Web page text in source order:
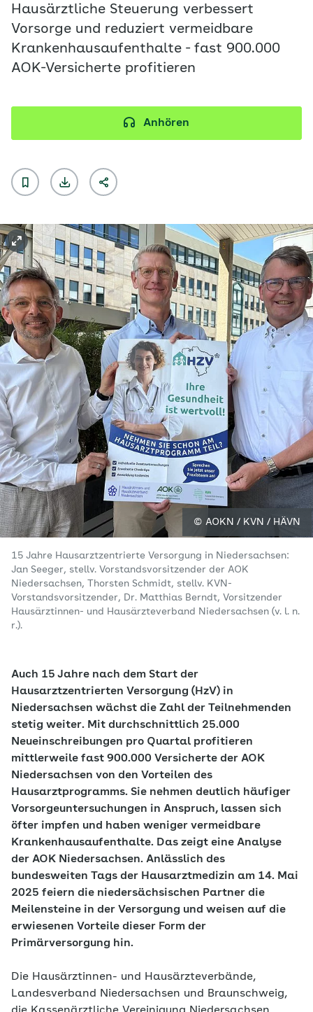
Hausärztliche Steuerung verbessert
Vorsorge und reduziert vermeidbare
Krankenhausaufenthalte - fast 900.000
AOK-​Versicherte profitieren
Anhören
© AOKN / KVN / HÄVN
15 Jahre Hausarztzentrierte Versorgung in Niedersachsen:
Jan Seeger, stellv. Vorstandsvorsitzender der AOK
Niedersachsen, Thorsten Schmidt, stellv. KVN-​
Vorstandsvorsitzender, Dr. Matthias Berndt, Vorsitzender
Hausärztinnen-​ und Hausärzteverband Niedersachsen (v. l. n.
r.).
Auch 15 Jahre nach dem Start der
Hausarztzentrierten Versorgung (HzV) in
Niedersachsen wächst die Zahl der Teilnehmenden
stetig weiter. Mit durchschnittlich 25.000
Neueinschreibungen pro Quartal profitieren
mittlerweile fast 900.000 Versicherte der AOK
Niedersachsen von den Vorteilen des
Hausarztprogramms. Sie nehmen deutlich häufiger
Vorsorgeuntersuchungen in Anspruch, lassen sich
öfter impfen und haben weniger vermeidbare
Krankenhausaufenthalte. Das zeigt eine Analyse
der AOK Niedersachsen. Anlässlich des
bundesweiten Tags der Hausarztmedizin am 14. Mai
2025 feiern die niedersächsischen Partner die
Meilensteine in der Versorgung und weisen auf die
erwiesenen Vorteile dieser Form der
Primärversorgung hin.
Die Hausärztinnen-​ und Hausärzteverbände,
Landesverband Niedersachsen und Braunschweig,